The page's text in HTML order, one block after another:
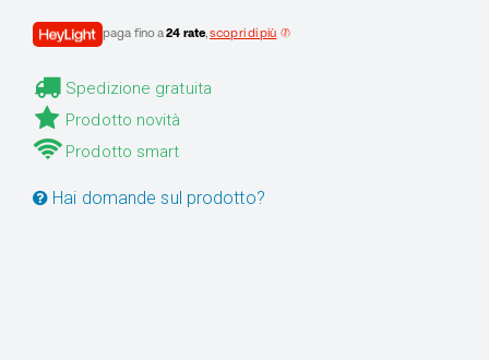
paga fino a24 rate,scopri di più
Spedizione gratuita
Prodotto novità
Prodotto smart
Hai domande sul prodotto?